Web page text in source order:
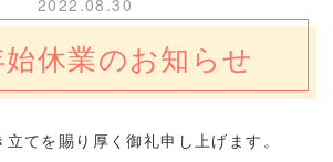
休業のお知らせ
てを賜り厚く御礼申し上げます。